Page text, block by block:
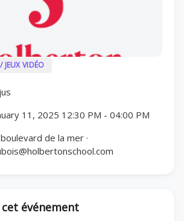
JEUX VIDÉO
11, 2025 12:30 PM - 04:00 PM
de la mer ·
événement